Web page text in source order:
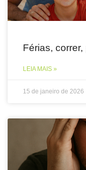
Férias,
LEIA MAIS »
15 de janeiro de 2026